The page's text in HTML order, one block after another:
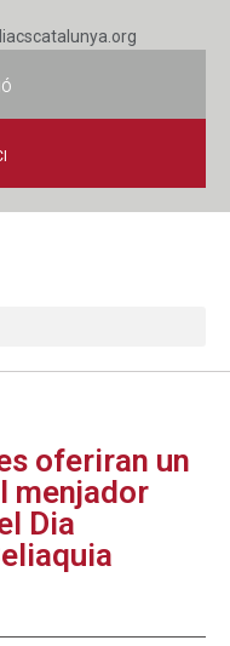
oferiran un
menjador
Dia